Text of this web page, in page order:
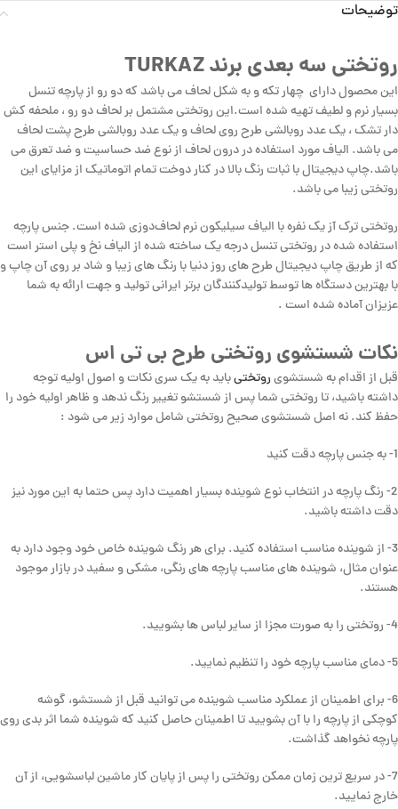
توضیحات
روتختی سه بعدی برند TURKAZ
این محصول دارای چهار تکه و به شکل لحاف می باشد که دو رو از پارچه تنسل
بسیار نرم و لطیف تهیه شده است.این روتختی مشتمل بر لحاف دو رو ، ملحفه کش
دار تشک ، یک عدد روبالشی طرح روی لحاف و یک عدد روبالشی طرح پشت لحاف
می باشد. الیاف مورد استفاده در درون لحاف از نوع ضد حساسیت و ضد تعرق می
باشد.چاپ دیجیتال با ثبات رنگ بالا در کنار دوخت تمام اتوماتیک از مزایای این
روتختی زیبا می باشد.
روتختی ترک آز یک نفره با الیاف سیلیکون نرم لحاف‌دوزی شده است. جنس پارچه
استفاده شده در روتختی تنسل درجه یک ساخته شده از الیاف نخ و پلی استر است
که از طریق چاپ دیجیتال طرح های روز دنیا با رنگ های زیبا و شاد بر روی آن چاپ و
با بهترین دستگاه ها توسط تولیدکنندگان برتر ایرانی تولید و جهت ارائه به شما
عزیزان آماده شده است .
نکات شستشوی روتختی طرح بی تی اس
قبل از اقدام به شستشویروتختیباید به یک سری نکات و اصول اولیه توجه
داشته باشید، تا روتختی شما پس از شستشو تغییر رنگ ندهد و ظاهر اولیه خود را
حفظ کند. نه اصل شستشوی صحیح روتختی شامل موارد زیر می شود :
1- به جنس پارچه دقت کنید
2- رنگ پارچه در انتخاب نوع شوینده بسیار اهمیت دارد پس حتما به این مورد نیز
دقت داشته باشید.
3- از شوینده مناسب استفاده کنید. برای هر رنگ شوینده خاص خود وجود دارد به
عنوان مثال، شوینده های مناسب پارچه های رنگی، مشکی و سفید در بازار موجود
هستند.
4- روتختی را به صورت مجزا از سایر لباس ها بشویید.
5- دمای مناسب پارچه خود را تنظیم نمایید.
6- برای اطمینان از عملکرد مناسب شوینده می توانید قبل از شستشو، گوشه
کوچکی از پارچه را با آن بشویید تا اطمینان حاصل کنید که شوینده شما اثر بدی روی
پارچه نخواهد گذاشت.
7- در سریع ترین زمان ممکن روتختی را پس از پایان کار ماشین لباسشویی، از آن
خارج نمایید.